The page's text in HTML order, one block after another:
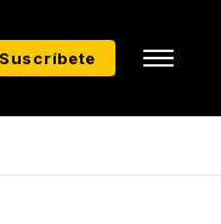
Suscríbete